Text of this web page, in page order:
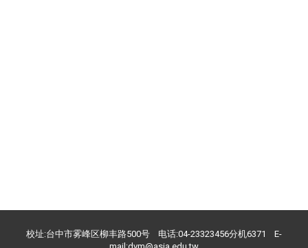
校址:台中市雾峰区柳丰路500号 电话:04-23323456分机6371 E-